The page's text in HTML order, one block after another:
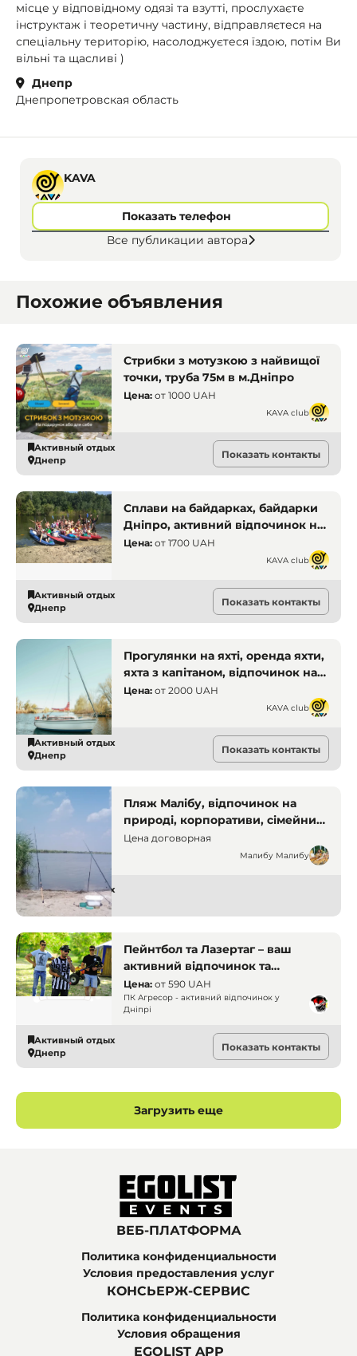
місце у відповідному одязі та взутті, прослухаєте
інструктаж і теоретичну частину, відправляєтеся на
спеціальну територію, насолоджуєтеся їздою, потім Ви
вільні та щасливі )
Днепр
Днепропетровская область
KAVA
Показать телефон
Все публикации автора
Похожие объявления
Стрибки з мотузкою з найвищої
точки, труба 75м в м.Дніпро
Цена: от 1000 UAH
KAVA club
Активный отдых
Днепр
Показать контакты
Сплави на байдарках, байдарки
Дніпро, активний відпочинок на
воді, прокат байдарок, походи на
байдарках. Активний відпочинок
Цена: от 1700 UAH
KAVA club
Активный отдых
Днепр
Показать контакты
Прогулянки на яхті, оренда яхти,
яхта з капітаном, відпочинок на
воді, романтична прогулянка,
яхт-клуб, яхта для двох, Дніпро,
Цена: от 2000 UAH
KAVA club
Активный отдых
Днепр
Показать контакты
Пляж Малібу, відпочинок на
природі, корпоративи, сімейний
відпочинок, база відпочинку,
кемпінг Дніпро, спортивні
Цена договорная
Малибу Малибу
Активный отдых
Днепр
Пейнтбол та Лазертаг – ваш
активний відпочинок та
незабутні свята, ПК «Агресор»,
Дніпро
Цена: от 590 UAH
ПК Агресор - активний відпочинок у
Дніпрі
Активный отдых
Днепр
Показать контакты
Загрузить еще
ВЕБ-ПЛАТФОРМА
Политика конфиденциальности
Условия предоставления услуг
КОНСЬЕРЖ-СЕРВИС
Политика конфиденциальности
Условия обращения
EGOLIST APP